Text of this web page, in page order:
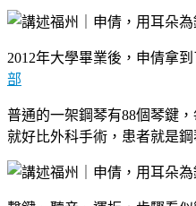
2012年大學畢業後，申倩拿
部
普通的一架鋼琴有88個琴鍵
就好比外科手術，患者就是